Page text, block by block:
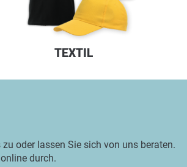
TEXTIL
oder lassen Sie sich von uns beraten.
online durch.